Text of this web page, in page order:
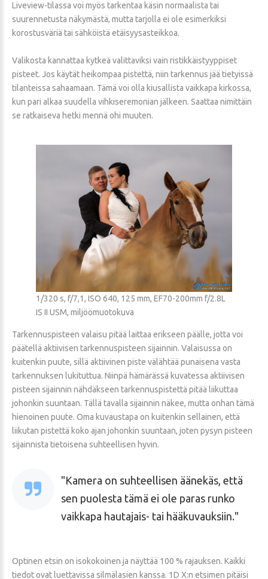
Liveview-tilassa voi myös tarkentaa käsin normaalista tai
suurennetusta näkymästä, mutta tarjolla ei ole esimerkiksi
korostusväriä tai sähköistä etäisyysasteikkoa.
Valikosta kannattaa kytkeä valittaviksi vain ristikkäistyyppiset
pisteet. Jos käytät heikompaa pistettä, niin tarkennus jää tietyissä
tilanteissa sahaamaan. Tämä voi olla kiusallista vaikkapa kirkossa,
kun pari alkaa suudella vihkiseremonian jälkeen. Saattaa nimittäin
se ratkaiseva hetki mennä ohi muuten.
1/320 s, f/7,1, ISO 640, 125 mm, EF70-200mm f/2.8L
IS II USM, miljöömuotokuva
Tarkennuspisteen valaisu pitää laittaa erikseen päälle, jotta voi
päätellä aktiivisen tarkennuspisteen sijainnin. Valaisussa on
kuitenkin puute, sillä aktiivinen piste välähtää punaisena vasta
tarkennuksen lukituttua. Niinpä hämärässä kuvatessa aktiivisen
pisteen sijainnin nähdäkseen tarkennuspistettä pitää liikuttaa
johonkin suuntaan. Tällä tavalla sijainnin näkee, mutta onhan tämä
hienoinen puute. Oma kuvaustapa on kuitenkin sellainen, että
liikutan pistettä koko ajan johonkin suuntaan, joten pysyn pisteen
sijainnista tietoisena suhteellisen hyvin.
Kamera on suhteellisen äänekäs, että
sen puolesta tämä ei ole paras runko
vaikkapa hautajais- tai hääkuvauksiin.
Optinen etsin on isokokoinen ja näyttää 100 % rajauksen. Kaikki
tiedot ovat luettavissa silmälasien kanssa. 1D X:n etsimen pitäisi